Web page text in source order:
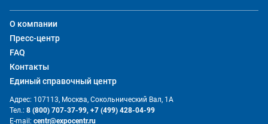
О компании
Пресс-центр
FAQ
Контакты
Единый справочный центр
Адрес: 107113, Москва, Сокольнический Вал, 1А
Тел.: 8 (800) 707-37-99, +7 (499) 428-04-99
E-mail: centr@expocentr.ru